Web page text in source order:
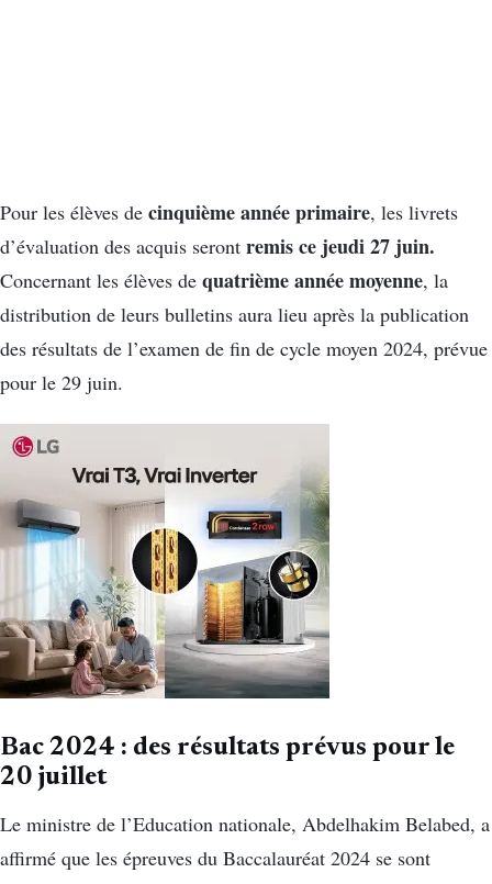
Pour les élèves de cinquième année primaire, les livrets
d’évaluation des acquis seront remis ce jeudi 27 juin.
Concernant les élèves de quatrième année moyenne, la
distribution de leurs bulletins aura lieu après la publication
des résultats de l’examen de fin de cycle moyen 2024, prévue
pour le 29 juin.
Bac 2024 : des résultats prévus pour le
20 juillet
Le ministre de l’Education nationale, Abdelhakim Belabed, a
affirmé que les épreuves du Baccalauréat 2024 se sont